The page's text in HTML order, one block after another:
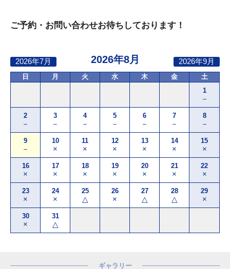
ご予約・お問い合わせお待ちしております！
2026年8月
日 月 火 水 木 金
土
1
－
2
－
3
－
4
－
5
－
6
－
7
－
8
－
9
－
10
×
11
×
12
×
13
×
14
×
15
×
16
×
17
×
18
×
19
×
20
×
21
×
22
×
23
×
24
×
25
△
26
×
27
△
28
△
29
×
30
×
31
△
2026年7月 2026年9月
ギャラリー